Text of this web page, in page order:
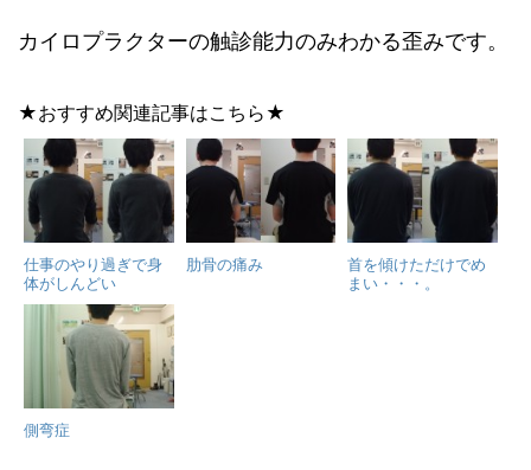
カイロプラクターの触診能力のみわかる歪みです。
★おすすめ関連記事はこちら★
仕事のやり過ぎで身
体がしんどい
肋骨の痛み
首を傾けただけでめ
まい・・・。
側弯症